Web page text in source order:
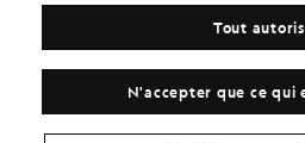
Adoptez
Composez une tenue complète avec
N'accepter que ce qui
Tout